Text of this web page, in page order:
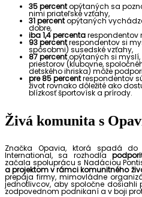
35 percentopýtaných sa
nimi priateľské vzťahy,
31 percentopýtaných
dobre,
iba 1,4 percentarespondentov
93 percentrespondentov si
spôsobmi) susedské vzťahy,
87 percentopýtaných si myslí,
priestorov (klubovne,
detského ihriska) môže
pre 85 percentrespondentov
život rovnako dôležité ako
blízkosť športovísk a prírody.
Živá komunita s
Značka Opavia, ktorá spadá do
International, sa rozhodla
začala spoluprácu s Nadáciou
a projektom v rámci komunitného
prepája firmy, mimovládne
jednotlivcov, aby spoločne dosiahli
zodpovednom podnikaní a v boji